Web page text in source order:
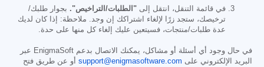
في قائمة التنقل، انتقل إلى "الطلبات/التراخيص". بجوار طلبك/
ترخيصك، ستجد زرًا لإلغاء اشتراكك إن وجد. ملاحظة: إذا كان لديك
عدة طلبات/منتجات، فسيتعين عليك إلغاء كل منها على حدة.
في حال وجود أي أسئلة أو مشاكل، يمكنك الاتصال بدعم EnigmaSoft عبر
البريد الإلكتروني على support@enigmasoftware.com أو عن طريق فتح